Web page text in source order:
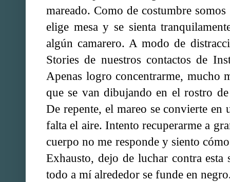
mareado. Como de costumbre
elige mesa y se sienta
algún camarero. A modo de
Stories de nuestros contactos de
Apenas logro concentrarme, mucho
que se van dibujando en el rostro
De repente, el mareo se convierte
falta el aire. Intento recuperarme a
cuerpo no me responde y siento
Exhausto, dejo de luchar contra esta
todo a mí alrededor se funde en